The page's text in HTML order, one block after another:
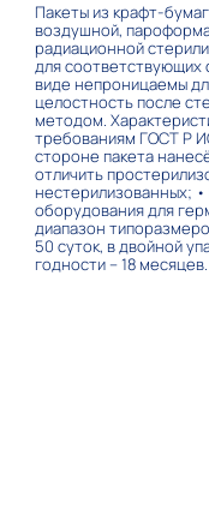
Пакеты из крафт-
воздушной,
радиационной
для соответствующих
виде непроницаемы
целостность после
методом.
требованиям ГОСТ Р
стороне пакета
отличить
нестерилизованных;
оборудования для
диапазон
50 суток, в двойной
годности – 18 месяцев.